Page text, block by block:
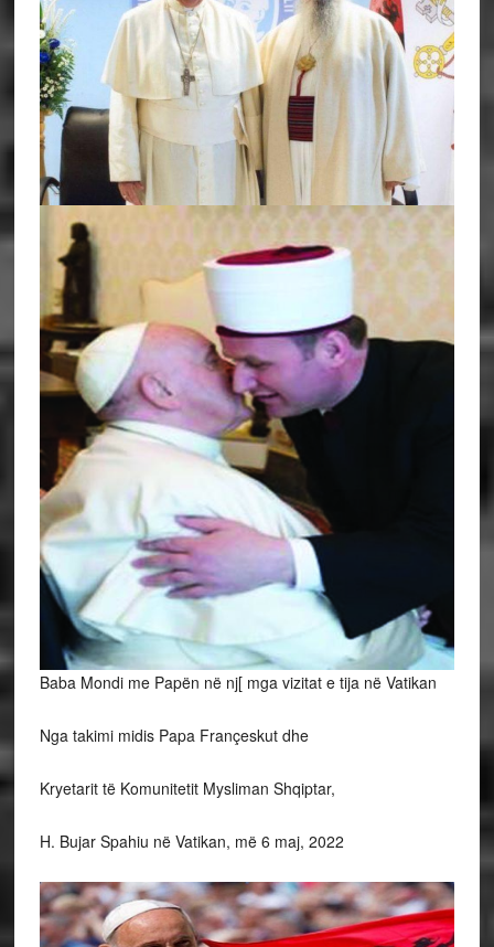
Baba Mondi me Papën në nj[ mga vizitat e tija në Vatikan
Nga takimi midis Papa Françeskut dhe
Kryetarit të Komunitetit Mysliman Shqiptar,
H. Bujar Spahiu në Vatikan, më 6 maj, 2022